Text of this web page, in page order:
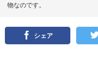
物なのです。
シェア